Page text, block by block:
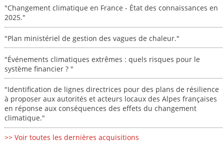
"Changement climatique en France - État des connaissances en
2025."
"Plan ministériel de gestion des vagues de chaleur."
"Événements climatiques extrêmes : quels risques pour le
système financier ? "
"Identification de lignes directrices pour des plans de résilience
à proposer aux autorités et acteurs locaux des Alpes françaises
en réponse aux conséquences des effets du changement
climatique."
>> Voir toutes les dernières acquisitions